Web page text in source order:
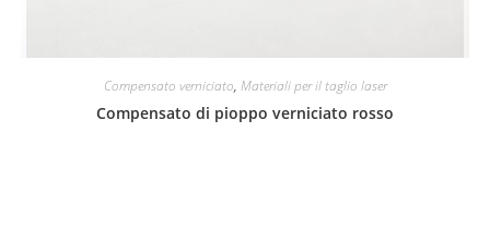
Compensato verniciato, Materiali per il taglio laser
Compensato di pioppo verniciato rosso